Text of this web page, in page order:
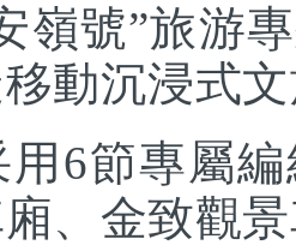
號”旅游專
動沉浸式
節專屬編
、金致觀